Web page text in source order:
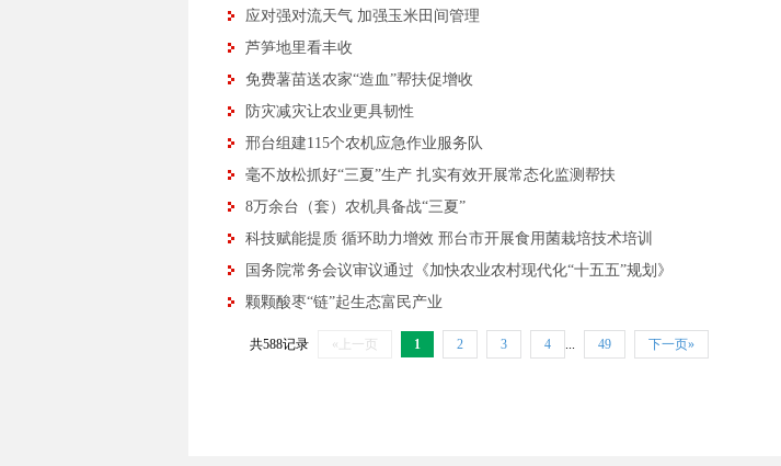
应对强对流天气 加强玉米田间管理
芦笋地里看丰收
免费薯苗送农家“造血”帮扶促增收
防灾减灾让农业更具韧性
邢台组建115个农机应急作业服务队
毫不放松抓好“三夏”生产 扎实有效开展常态化监测帮扶
8万余台（套）农机具备战“三夏”
科技赋能提质 循环助力增效 邢台市开展食用菌栽培技术培训
国务院常务会议审议通过《加快农业农村现代化“十五五”规划》
颗颗酸枣“链”起生态富民产业
共588记录 «上一页 1 2 3 4 ... 49 下一页»